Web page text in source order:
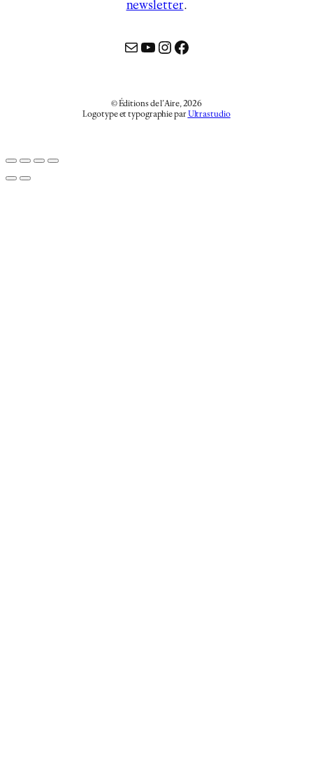
newsletter…
MailYouTube
Instagram
Facebook
© Éditions de l’Aire, 2026
Logotype et typographie par Ultrastudio